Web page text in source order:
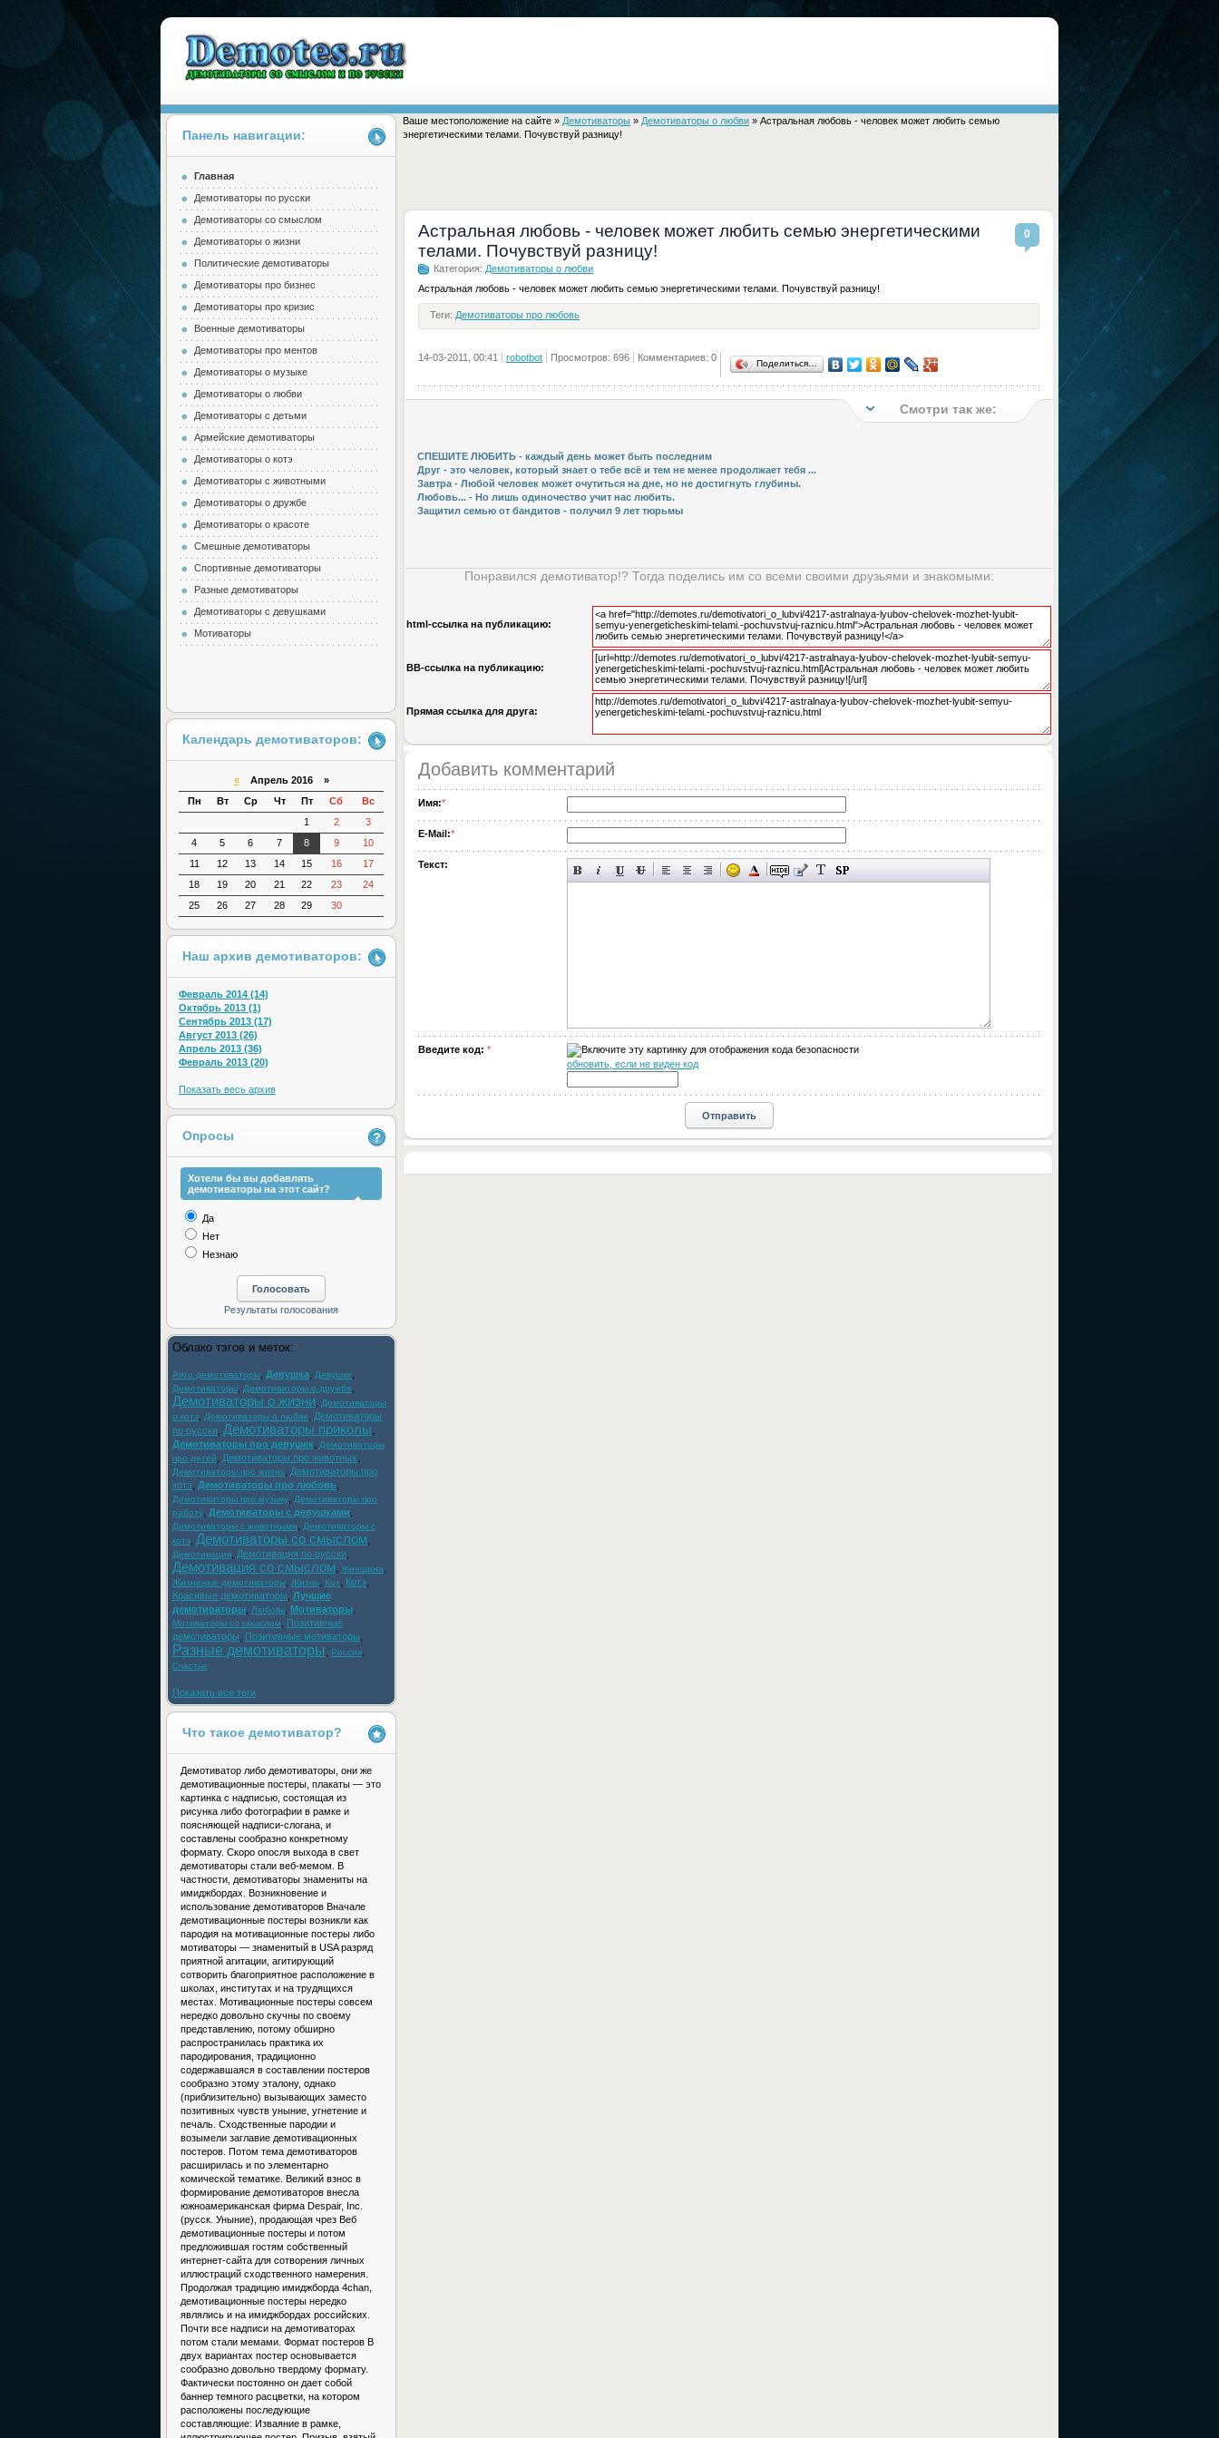
Demotes.ru
Ваше местоположение на сайте » Демотиваторы » Демотиваторы о любви » Астральная любовь - человек может любить семью
энергетическими телами. Почувствуй разницу!
0
Астральная любовь - человек может любить семью энергетическими
телами. Почувствуй разницу!
Категория: Демотиваторы о любви
Астральная любовь - человек может любить семью энергетическими телами. Почувствуй разницу!
Теги: Демотиваторы про любовь
14-03-2011, 00:41 robotbot Просмотров: 696 Комментариев: 0
Поделиться…
Смотри так же:
СПЕШИТЕ ЛЮБИТЬ - каждый день может быть последним
Друг - это человек, который знает о тебе всё и тем не менее продолжает тебя ...
Завтра - Любой человек может очутиться на дне, но не достигнуть глубины.
Любовь... - Но лишь одиночество учит нас любить.
Защитил семью от бандитов - получил 9 лет тюрьмы
Понравился демотиватор!? Тогда поделись им со всеми своими друзьями и знакомыми:
html-cсылка на публикацию:
BB-cсылка на публикацию:
Прямая ссылка для друга:
Добавить комментарий
Имя:*
E-Mail:*
Текст:
Введите код: *
обновить, если не виден код
Панель навигации:
Главная
Демотиваторы по русски
Демотиваторы со смыслом
Демотиваторы о жизни
Политические демотиваторы
Демотиваторы про бизнес
Демотиваторы про кризис
Военные демотиваторы
Демотиваторы про ментов
Демотиваторы о музыке
Демотиваторы о любви
Демотиваторы с детьми
Армейские демотиваторы
Демотиваторы о котэ
Демотиваторы с животными
Демотиваторы о дружбе
Демотиваторы о красоте
Смешные демотиваторы
Спортивные демотиваторы
Разные демотиваторы
Демотиваторы с девушками
Мотиваторы
Календарь демотиваторов:
«Апрель 2016 »
Пн
Вт Ср Чт Пт Сб
Вс
1
2
3
4
5 6 7 8 9
10
11
12 13 14 15 16
17
18
19 20 21 22 23
24
25
26 27 28 29 30
Наш архив демотиваторов:
Февраль 2014 (14)
Октябрь 2013 (1)
Сентябрь 2013 (17)
Август 2013 (26)
Апрель 2013 (36)
Февраль 2013 (20)
Показать весь архив
Опросы
Хотели бы вы добавлять
демотиваторы на этот сайт?
Да
Нет
Незнаю
Облако тэгов и меток:
Авто демотиваторы Девушка Девушки
Демотиваторы Демотиваторы о дружбе
Демотиваторы о жизни
Демотиваторы
о котэ
Демотиваторы о любви
Демотиваторы
по русски Демотиваторы приколы
Демотиваторы про девушек
Демотиваторы
про детей
Демотиваторы про животных
Демотиваторы про жизнь
Демотиваторы про
котэ
Демотиваторы про любовь
Демотиваторы про музыку
Демотиваторы про
работу
Демотиваторы с девушками
Демотиваторы с животными
Демотиваторы с
котэ
Демотиваторы со смыслом
Демотивация Демотивация по русски
Демотивация со смыслом Женщина
Жизненые демотиваторы Жизнь Кот Котэ
Красивые демотиваторы Лучшие
демотиваторы
Любовь Мотиваторы
Мотиваторы со смыслом
Позитивные
демотиваторы
Позитивные мотиваторы
Разные демотиваторы Россия
Счастье
Показать все теги
Что такое демотиватор?
Демотиватор либо демотиваторы, они же
демотивационные постеры, плакаты — это
картинка с надписью, состоящая из
рисунка либо фотографии в рамке и
поясняющей надписи-слогана, и
составлены сообразно конкретному
формату. Скоро опосля выхода в свет
демотиваторы стали веб-мемом. В
частности, демотиваторы знамениты на
имиджбордах. Возникновение и
использование демотиваторов Вначале
демотивационные постеры возникли как
пародия на мотивационные постеры либо
мотиваторы — знаменитый в USA разряд
приятной агитации, агитирующий
сотворить благоприятное расположение в
школах, институтах и на трудящихся
местах. Мотивационные постеры совсем
нередко довольно скучны по своему
представлению, потому обширно
распространилась практика их
пародирования, традиционно
содержавшаяся в составлении постеров
сообразно этому эталону, однако
(приблизительно) вызывающих заместо
позитивных чувств уныние, угнетение и
печаль. Сходственные пародии и
возымели заглавие демотивационных
постеров. Потом тема демотиваторов
расширилась и по элементарно
комической тематике. Великий взнос в
формирование демотиваторов внесла
южноамериканская фирма Despair, Inc.
(русск. Уныние), продающая чрез Веб
демотивационные постеры и потом
предложившая гостям собственный
интернет-сайта для сотворения личных
иллюстраций сходственного намерения.
Продолжая традицию имиджборда 4chan,
демотивационные постеры нередко
являлись и на имиджбордах российских.
Почти все надписи на демотиваторах
потом стали мемами. Формат постеров В
двух вариантах постер основывается
сообразно довольно твердому формату.
Фактически постоянно он дает собой
баннер темного расцветки, на котором
расположены последующие
составляющие: Изваяние в рамке,